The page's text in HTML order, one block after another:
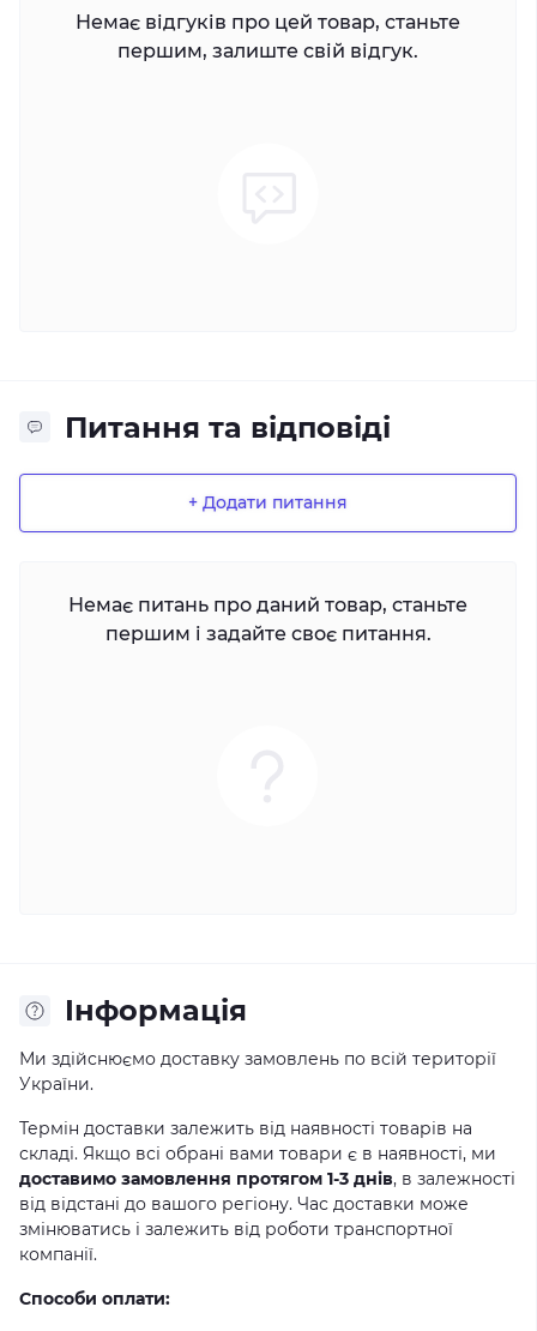
Немає відгуків про цей товар, станьте
першим, залиште свій відгук.
Питання та відповіді
+ Додати питання
Немає питань про даний товар, станьте
першим і задайте своє питання.
Iнформація
Ми здійснюємо доставку замовлень по всій території
України.
Термін доставки залежить від наявності товарів на
складі. Якщо всі обрані вами товари є в наявності, ми
доставимо замовлення протягом 1-3 днів, в залежності
від відстані до вашого регіону. Час доставки може
змінюватись і залежить від роботи транспортної
компанії.
Способи оплати: